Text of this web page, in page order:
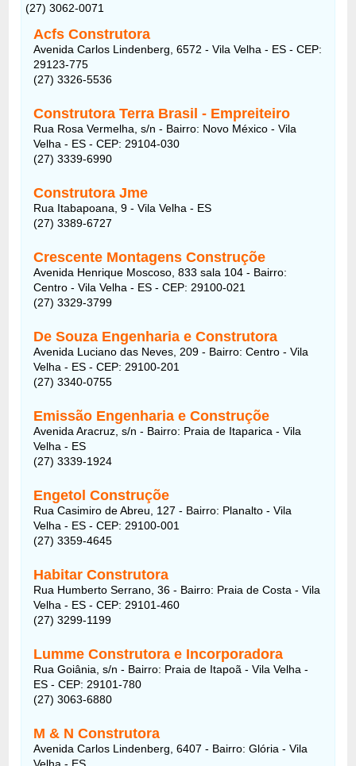
(27) 3062-0071
Acfs Construtora
Avenida Carlos Lindenberg, 6572 - Vila Velha - ES - CEP:
29123-775
(27) 3326-5536
Construtora Terra Brasil - Empreiteiro
Rua Rosa Vermelha, s/n - Bairro: Novo México - Vila
Velha - ES - CEP: 29104-030
(27) 3339-6990
Construtora Jme
Rua Itabapoana, 9 - Vila Velha - ES
(27) 3389-6727
Crescente Montagens Construçõe
Avenida Henrique Moscoso, 833 sala 104 - Bairro:
Centro - Vila Velha - ES - CEP: 29100-021
(27) 3329-3799
De Souza Engenharia e Construtora
Avenida Luciano das Neves, 209 - Bairro: Centro - Vila
Velha - ES - CEP: 29100-201
(27) 3340-0755
Emissão Engenharia e Construçõe
Avenida Aracruz, s/n - Bairro: Praia de Itaparica - Vila
Velha - ES
(27) 3339-1924
Engetol Construçõe
Rua Casimiro de Abreu, 127 - Bairro: Planalto - Vila
Velha - ES - CEP: 29100-001
(27) 3359-4645
Habitar Construtora
Rua Humberto Serrano, 36 - Bairro: Praia de Costa - Vila
Velha - ES - CEP: 29101-460
(27) 3299-1199
Lumme Construtora e Incorporadora
Rua Goiânia, s/n - Bairro: Praia de Itapoã - Vila Velha -
ES - CEP: 29101-780
(27) 3063-6880
M & N Construtora
Avenida Carlos Lindenberg, 6407 - Bairro: Glória - Vila
Velha - ES